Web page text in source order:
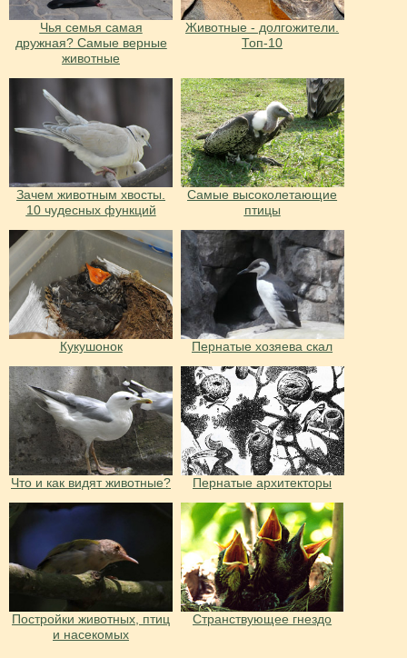
Чья семья самая
дружная? Самые верные
животные
Животные - долгожители.
Топ-10
Зачем животным хвосты.
10 чудесных функций
Самые высоколетающие
птицы
Кукушонок Пернатые хозяева скал
Что и как видят животные? Пернатые архитекторы
Постройки животных, птиц
и насекомых
Странствующее гнездо